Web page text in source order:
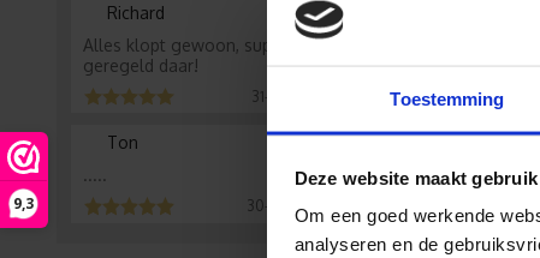
9,3
Toestemming
Deze website maakt
Om een goed werkende
analyseren en de
Richard
Alles klopt gewoon, super
geregeld daar!
31-07-2026
Ton
.....
30-07-2026